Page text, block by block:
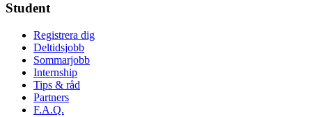
Student
Registrera dig
Deltidsjobb
Sommarjobb
Internship
Tips & råd
Partners
F.A.Q.